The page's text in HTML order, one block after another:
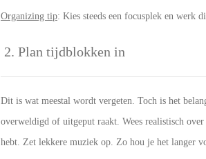
Organizing tip: Kies steeds een focusplek en werk
2. Plan tijdblokken in
Dit is wat meestal wordt vergeten. Toch is het
overweldigd of uitgeput raakt. Wees realistisch
hebt. Zet lekkere muziek op. Zo hou je het langer